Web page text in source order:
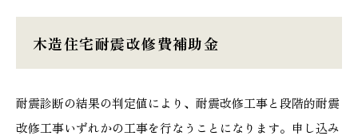
木造住宅耐震改修費補助金
耐震診断の結果の判定値により、耐震改修工事と段階的耐震
改修工事いずれかの工事を行なうことになります。申し込み